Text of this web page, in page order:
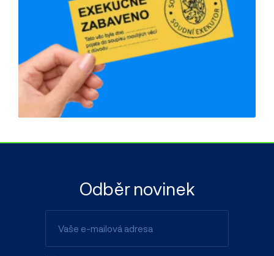
Odběr novinek